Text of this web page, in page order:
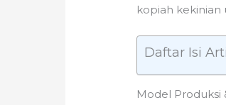
kopiah kekinian
Daftar Isi
Model Produksi